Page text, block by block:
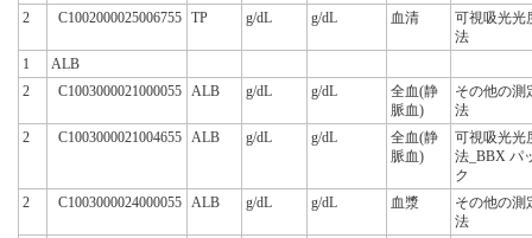
2
C1002000025006755 TP g/dL g/dL 血清
可視吸光光
法
1
ALB
2
C1003000021000055 ALB g/dL g/dL
全血(静
脈血)
その他の測
法
2
C1003000021004655 ALB g/dL g/dL
全血(静
脈血)
可視吸光光
法_BBX パ
ク
2
C1003000024000055 ALB g/dL g/dL 血漿
その他の測
法